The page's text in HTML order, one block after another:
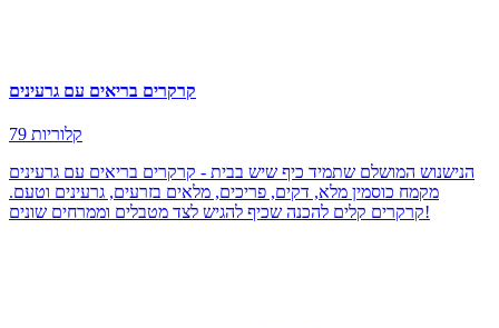
קרקרים בריאים עם גרעינים
79 קלוריות
הנישנוש המושלם שתמיד כיף שיש בבית - קרקרים בריאים עם גרעינים
מקמח כוסמין מלא, דקים, פריכים, מלאים בזרעים, גרעינים וטעם.
קרקרים קלים להכנה שכיף להגיש לצד מטבלים וממרחים שונים!